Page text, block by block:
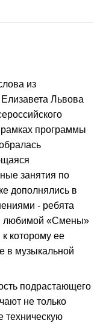
из
Львова
программы
занятия по
дополнялись в
- ребята
любимой «Смены»
которому ее
в музыкальной
подрастающего
не только
техническую